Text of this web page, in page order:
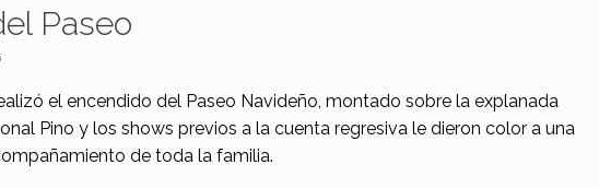
Paseo
el encendido del Paseo Navideño, montado sobre la explanada
Pino y los shows previos a la cuenta regresiva le dieron color a una
de toda la familia.